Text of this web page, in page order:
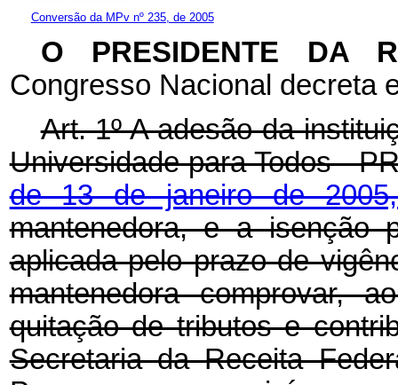
Conversão da MPv nº 235, de 2005
O PRESIDENTE DA
Congresso Nacional decreta
Art. 1º A adesão da
Universidade para Todos -
de 13 de janeiro de
mantenedora, e a isenção
aplicada pelo prazo de
mantenedora comprovar,
quitação de tributos e
Secretaria da Receita